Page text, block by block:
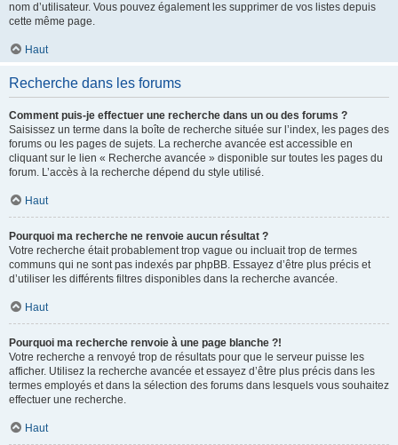
nom d’utilisateur. Vous pouvez également les supprimer de vos listes depuis
cette même page.
Haut
Recherche dans les forums
Comment puis-je effectuer une recherche dans un ou des forums ?
Saisissez un terme dans la boîte de recherche située sur l’index, les pages des
forums ou les pages de sujets. La recherche avancée est accessible en
cliquant sur le lien « Recherche avancée » disponible sur toutes les pages du
forum. L’accès à la recherche dépend du style utilisé.
Haut
Pourquoi ma recherche ne renvoie aucun résultat ?
Votre recherche était probablement trop vague ou incluait trop de termes
communs qui ne sont pas indexés par phpBB. Essayez d’être plus précis et
d’utiliser les différents filtres disponibles dans la recherche avancée.
Haut
Pourquoi ma recherche renvoie à une page blanche ?!
Votre recherche a renvoyé trop de résultats pour que le serveur puisse les
afficher. Utilisez la recherche avancée et essayez d’être plus précis dans les
termes employés et dans la sélection des forums dans lesquels vous souhaitez
effectuer une recherche.
Haut